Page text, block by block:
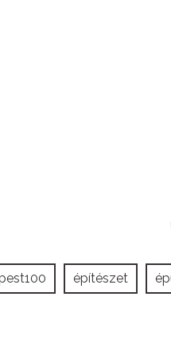
építészet